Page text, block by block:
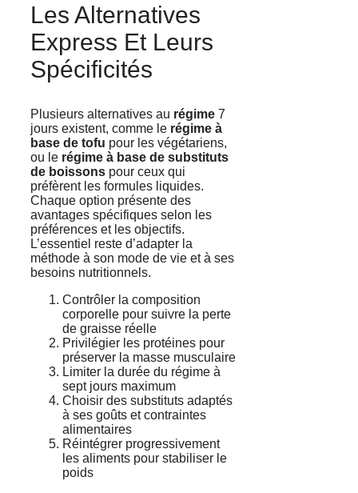
Les Alternatives
Express Et Leurs
Spécificités
Plusieurs alternatives au régime 7
jours existent, comme le régime à
base de tofu pour les végétariens,
ou le régime à base de substituts
de boissons pour ceux qui
préfèrent les formules liquides.
Chaque option présente des
avantages spécifiques selon les
préférences et les objectifs.
L’essentiel reste d’adapter la
méthode à son mode de vie et à ses
besoins nutritionnels.
Contrôler la composition
corporelle pour suivre la perte
de graisse réelle
Privilégier les protéines pour
préserver la masse musculaire
Limiter la durée du régime à
sept jours maximum
Choisir des substituts adaptés
à ses goûts et contraintes
alimentaires
Réintégrer progressivement
les aliments pour stabiliser le
poids